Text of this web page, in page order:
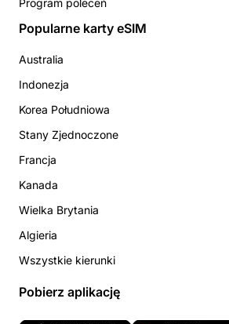
Program poleceń
Popularne karty eSIM
Australia
Indonezja
Korea Południowa
Stany Zjednoczone
Francja
Kanada
Wielka Brytania
Algieria
Wszystkie kierunki
Pobierz aplikację